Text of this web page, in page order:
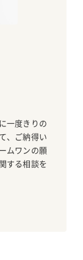
一度きりの
、ご納得い
ムワンの願
する相談を